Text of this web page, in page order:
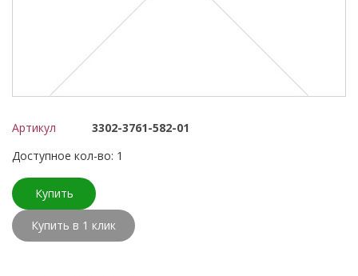
Артикул
3302-3761-582-01
Доступное кол-во: 1
Купить
Купить в 1 клик